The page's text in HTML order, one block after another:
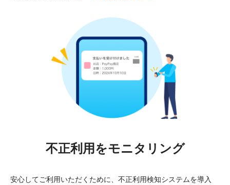
不正利用をモニタリング
安心してご利用いただくために、不正利用検知システムを導入